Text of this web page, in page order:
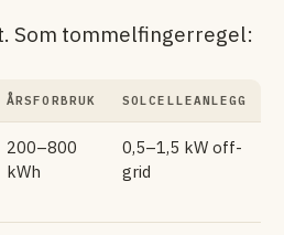
Som tommelfingerregel:
ÅRSFORBRUK SOLCELLEANLEGG
200–800
kWh
0,5–1,5 kW off-
grid